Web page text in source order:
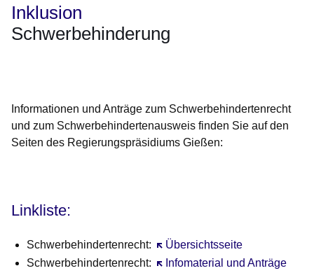
Inklusion
Schwerbehinderung
Informationen und Anträge zum Schwerbehindertenrecht
und zum Schwerbehindertenausweis finden Sie auf den
Seiten des Regierungspräsidiums Gießen:
Linkliste:
Schwerbehindertenrecht: Übersichtsseite
Öffnet sich in einem neuen
Schwerbehindertenrecht:
Infomaterial und Anträge
Öffnet sich in einem neuen